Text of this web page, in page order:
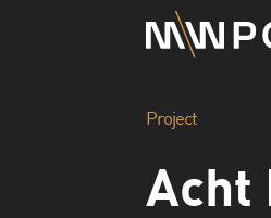
Project
Acht